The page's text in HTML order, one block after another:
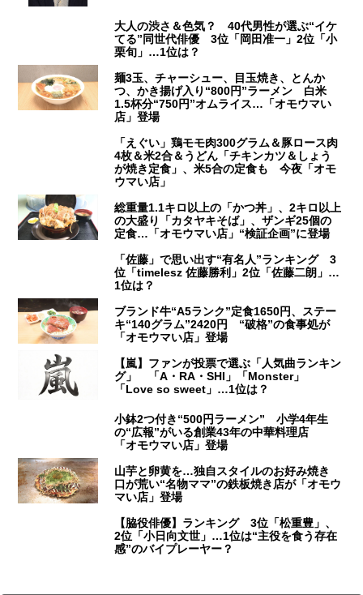
大人の渋さ＆色気？ 40代男性が選ぶ“イケ
てる”同世代俳優 3位「岡田准一」2位「小
栗旬」…1位は？
麺3玉、チャーシュー、目玉焼き、とんか
つ、かき揚げ入り“800円”ラーメン 白米
1.5杯分“750円”オムライス…「オモウマい
店」登場
「えぐい」鶏モモ肉300グラム＆豚ロース肉
4枚＆米2合＆うどん「チキンカツ＆しょう
が焼き定食」、米5合の定食も 今夜「オモ
ウマい店」
総重量1.1キロ以上の「かつ丼」、2キロ以上
の大盛り「カタヤキそば」、ザンギ25個の
定食…「オモウマい店」“検証企画”に登場
「佐藤」で思い出す“有名人”ランキング 3
位「timelesz 佐藤勝利」2位「佐藤二朗」…
1位は？
ブランド牛“A5ランク”定食1650円、ステー
キ“140グラム”2420円 “破格”の食事処が
「オモウマい店」登場
【嵐】ファンが投票で選ぶ「人気曲ランキン
グ」 「A・RA・SHI」「Monster」
「Love so sweet」…1位は？
小鉢2つ付き“500円ラーメン” 小学4年生
の“広報”がいる創業43年の中華料理店
「オモウマい店」登場
山芋と卵黄を…独自スタイルのお好み焼き
口が荒い“名物ママ”の鉄板焼き店が「オモウ
マい店」登場
【脇役俳優】ランキング 3位「松重豊」、
2位「小日向文世」…1位は“主役を食う存在
感”のバイプレーヤー？